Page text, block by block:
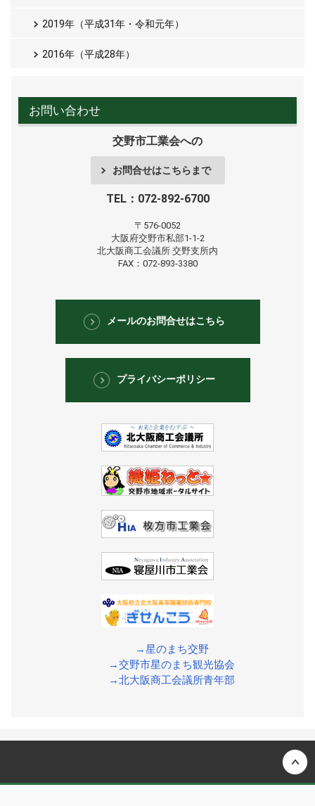
2019年（平成31年・令和元年）
2016年（平成28年）
お問い合わせ
交野市工業会への
お問合せはこちらまで
TEL：072-892-6700
〒576-0052
大阪府交野市私部1-1-2
北大阪商工会議所 交野支所内
FAX：072-893-3380
メールのお問合せはこちら
プライバシーポリシー
→星のまち交野
→交野市星のまち観光協会
→北大阪商工会議所青年部